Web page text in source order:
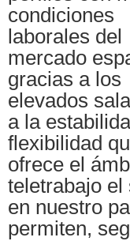
condiciones
laborales del
mercado
gracias a los
elevados
a la
flexibilidad
ofrece el
teletrabajo
en nuestro
permiten,